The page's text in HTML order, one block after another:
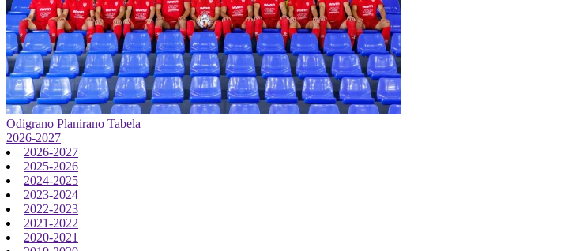
Odigrano Planirano Tabela
2026-2027
2026-2027
2025-2026
2024-2025
2023-2024
2022-2023
2021-2022
2020-2021